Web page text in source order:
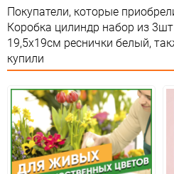
Сертификация
Особые условия
Количество в коробке
Единица измерения
Покупатели, которые
Коробка цилиндр набор из 3шт
19,5х19см реснички белый,
купили